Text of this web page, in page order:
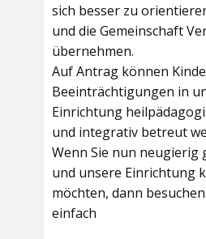
sich besser zu
und die Gemeinschaft
übernehmen.
Auf Antrag können
Beeinträchtigungen in
Einrichtung
und integrativ betreut
Wenn Sie nun neugierig
und unsere Einrichtung
möchten, dann
einfach